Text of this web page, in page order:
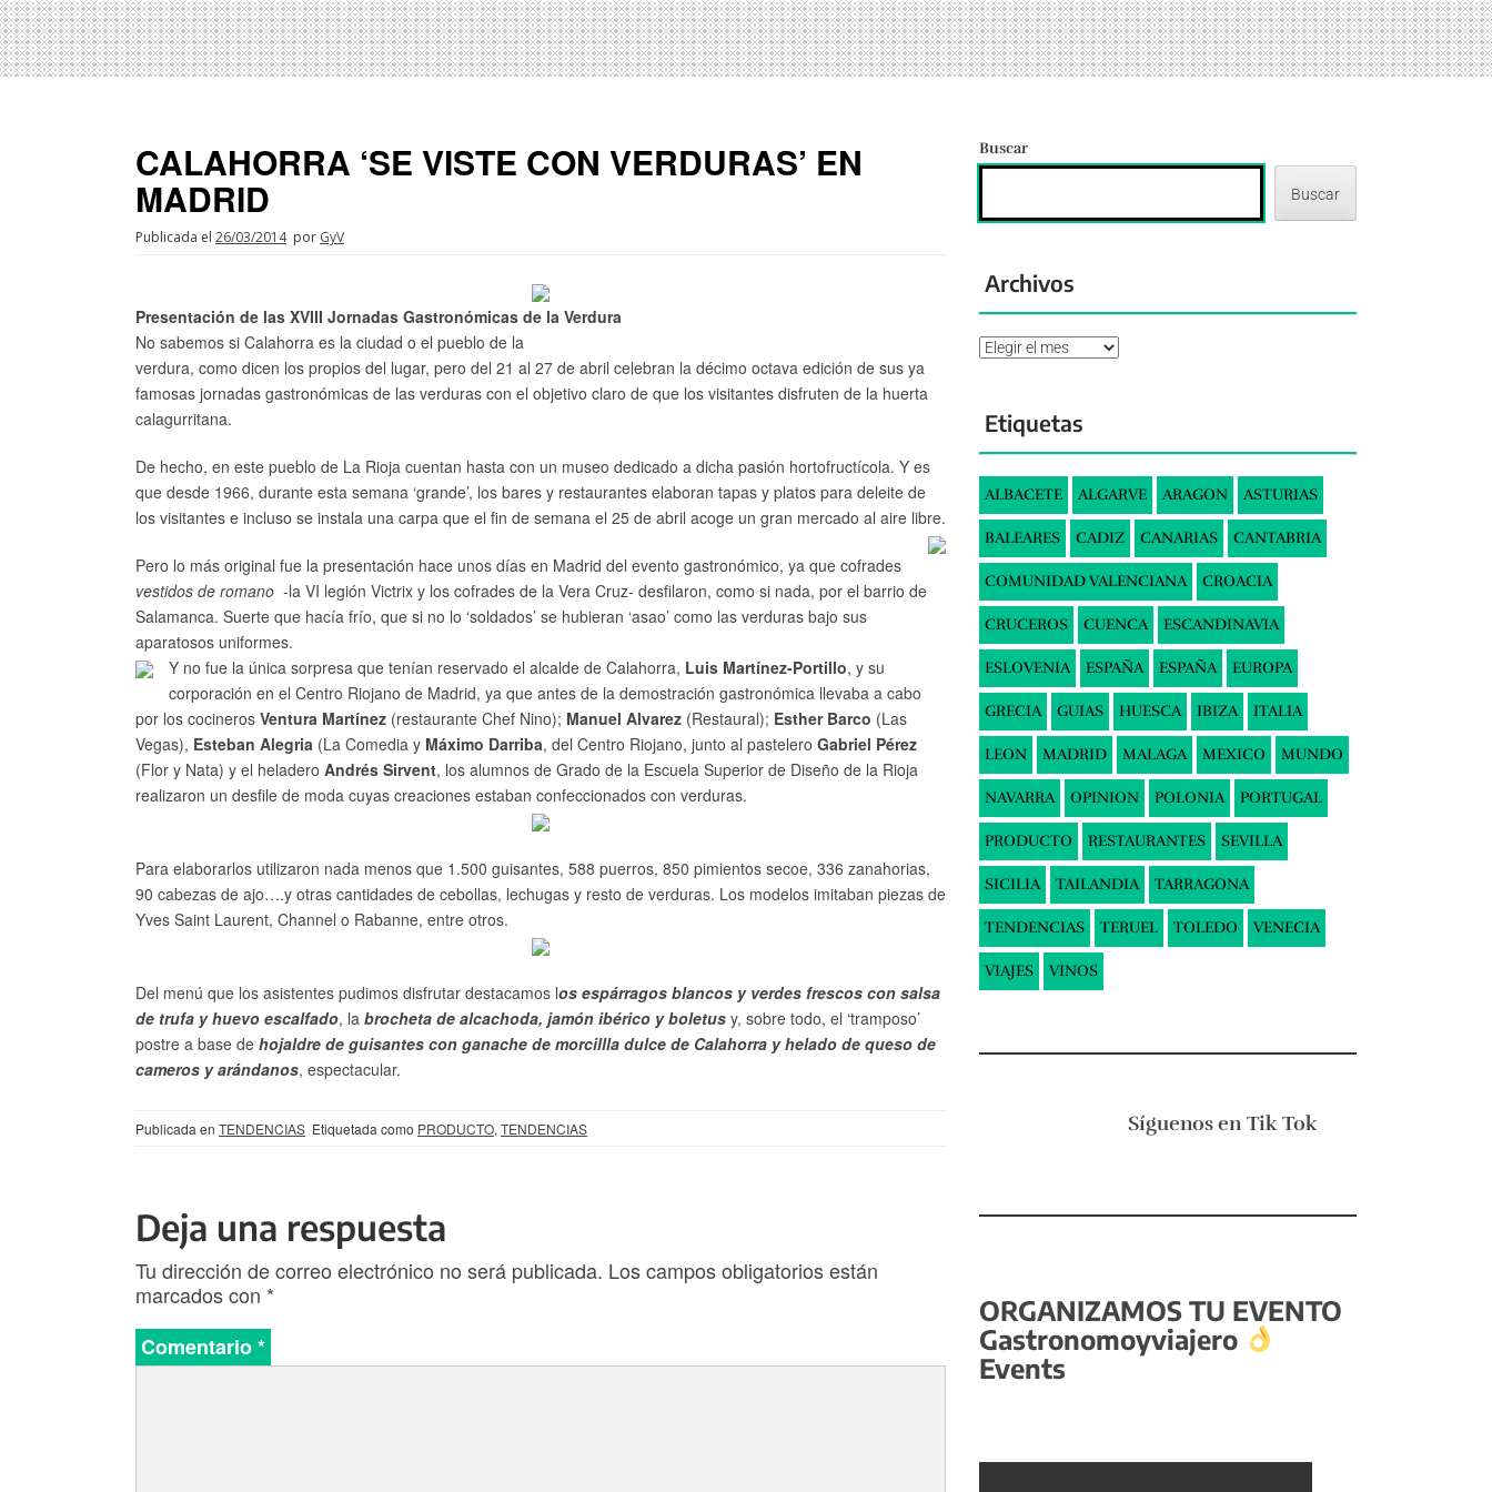
CALAHORRA ‘SE VISTE CON VERDURAS’ EN
MADRID
Publicada el 26/03/2014 por GyV
Presentación de las XVIII Jornadas Gastronómicas de la Verdura
No sabemos si Calahorra es la ciudad o el pueblo de la
verdura, como dicen los propios del lugar, pero del 21 al 27 de abril celebran la décimo octava edición de sus ya
famosas jornadas gastronómicas de las verduras con el objetivo claro de que los visitantes disfruten de la huerta
calagurritana.
De hecho, en este pueblo de La Rioja cuentan hasta con un museo dedicado a dicha pasión hortofructícola. Y es
que desde 1966, durante esta semana ‘grande’, los bares y restaurantes elaboran tapas y platos para deleite de
los visitantes e incluso se instala una carpa que el fin de semana el 25 de abril acoge un gran mercado al aire libre.
Pero lo más original fue la presentación hace unos días en Madrid del evento gastronómico, ya que cofrades
vestidos de romano -la VI legión Victrix y los cofrades de la Vera Cruz- desfilaron, como si nada, por el barrio de
Salamanca. Suerte que hacía frío, que si no lo ‘soldados’ se hubieran ‘asao’ como las verduras bajo sus
aparatosos uniformes.
Y no fue la única sorpresa que tenían reservado el alcalde de Calahorra, Luis Martínez-Portillo, y su
corporación en el Centro Riojano de Madrid, ya que antes de la demostración gastronómica llevaba a cabo
por los cocineros Ventura Martínez (restaurante Chef Nino); Manuel Alvarez (Restaural); Esther Barco (Las
Vegas), Esteban Alegria (La Comedia y Máximo Darriba, del Centro Riojano, junto al pastelero Gabriel Pérez
(Flor y Nata) y el heladero Andrés Sirvent, los alumnos de Grado de la Escuela Superior de Diseño de la Rioja
realizaron un desfile de moda cuyas creaciones estaban confeccionados con verduras.
Para elaborarlos utilizaron nada menos que 1.500 guisantes, 588 puerros, 850 pimientos secoe, 336 zanahorias,
90 cabezas de ajo….y otras cantidades de cebollas, lechugas y resto de verduras. Los modelos imitaban piezas de
Yves Saint Laurent, Channel o Rabanne, entre otros.
Del menú que los asistentes pudimos disfrutar destacamos los espárragos blancos y verdes frescos con salsa
de trufa y huevo escalfado, la brocheta de alcachoda, jamón ibérico y boletus y, sobre todo, el ‘tramposo’
postre a base de hojaldre de guisantes con ganache de morcillla dulce de Calahorra y helado de queso de
cameros y arándanos, espectacular.
Publicada en TENDENCIAS Etiquetada como PRODUCTO, TENDENCIAS
Deja una respuesta
Tu dirección de correo electrónico no será publicada. Los campos obligatorios están
marcados con *
Comentario*
Buscar
Buscar
Archivos
Archivos
Etiquetas
ALBACETE ALGARVE ARAGON ASTURIAS
BALEARES CADIZ CANARIAS CANTABRIA
COMUNIDAD VALENCIANA CROACIA
CRUCEROS CUENCA ESCANDINAVIA
ESLOVENIA ESPAÑA ESPAÑA EUROPA
GRECIA GUIAS HUESCA IBIZA ITALIA
LEON MADRID MALAGA MEXICO MUNDO
NAVARRA OPINION POLONIA PORTUGAL
PRODUCTO RESTAURANTES SEVILLA
SICILIA TAILANDIA TARRAGONA
TENDENCIAS TERUEL TOLEDO VENECIA
VIAJES VINOS
Síguenos en Tik Tok
ORGANIZAMOS TU EVENTO
Gastronomoyviajero
Events